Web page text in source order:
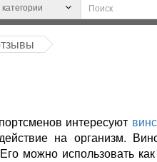
интересуют
на организм.
можно использовать